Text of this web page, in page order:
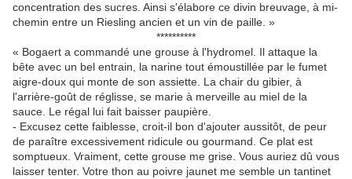
concentration des sucres. Ainsi s'élabore ce divin breuvage, à mi-
chemin entre un Riesling ancien et un vin de paille »
**********
« Bogaert a commandé une grouse à l'hydromel. Il attaque la
bête avec un bel entrain, la narine tout émoustillée par le fumet
aigre-doux qui monte de son assiette. La chair du gibier, à
l'arrière-goût de réglisse, se marie à merveille au miel de la
sauce. Le régal lui fait baisser paupière.
- Excusez cette faiblesse, croit-il bon d'ajouter aussitôt, de peur
de paraître excessivement ridicule ou gourmand. Ce plat est
somptueux. Vraiment, cette grouse me grise. Vous auriez dû vous
laisser tenter. Votre thon au poivre jaunet me semble un tantinet